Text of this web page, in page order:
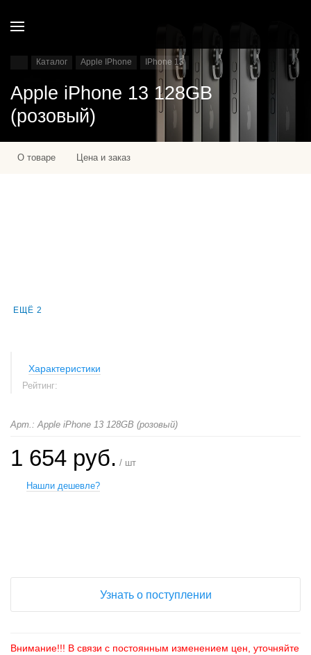
Каталог Apple IPhone IPhone 13
Apple iPhone 13 128GB
(розовый)
О товаре Цена и заказ
ЕЩЁ 2
Характеристики
Рейтинг:
Арт.: Apple iPhone 13 128GB (розовый)
1 654 руб. / шт
Нашли дешевле?
Узнать о поступлении
Внимание!!! В связи с постоянным изменением цен, уточняйте